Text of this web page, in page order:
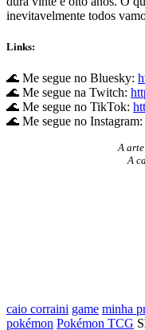
inevitavelmente todos
Links:
🌊 Me segue no Bluesky:
🌊 Me segue na Twitch:
🌊 Me segue no TikTok:
🌊 Me segue no Instagram:
A
A
caio corraini game minha
pokémon Pokémon TCG